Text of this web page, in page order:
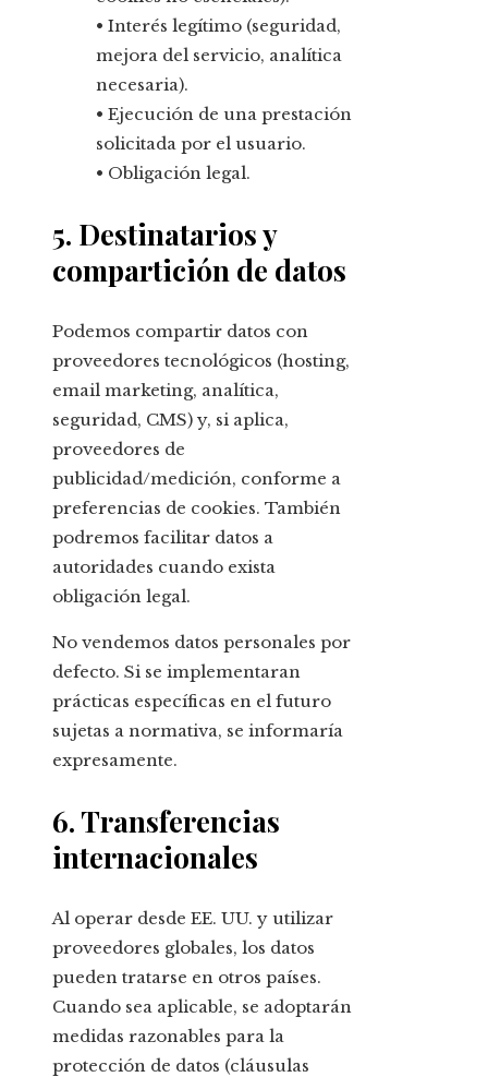
• Interés legítimo (seguridad,
mejora del servicio, analítica
necesaria).
• Ejecución de una prestación
solicitada por el usuario.
• Obligación legal.
5. Destinatarios y
compartición de datos
Podemos compartir datos con
proveedores tecnológicos (hosting,
email marketing, analítica,
seguridad, CMS) y, si aplica,
proveedores de
publicidad/medición, conforme a
preferencias de cookies. También
podremos facilitar datos a
autoridades cuando exista
obligación legal.
No vendemos datos personales por
defecto. Si se implementaran
prácticas específicas en el futuro
sujetas a normativa, se informaría
expresamente.
6. Transferencias
internacionales
Al operar desde EE. UU. y utilizar
proveedores globales, los datos
pueden tratarse en otros países.
Cuando sea aplicable, se adoptarán
medidas razonables para la
protección de datos (cláusulas